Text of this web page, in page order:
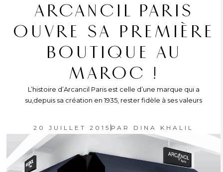
ARCANCIL PARIS
OUVRE SA PREMIÈRE
BOUTIQUE AU
MAROC !
L’histoire d’Arcancil Paris est celle d’une marque qui a
su,depuis sa création en 1935, rester fidèle à ses valeurs
20 JUILLET 2015 PAR DINA KHALIL